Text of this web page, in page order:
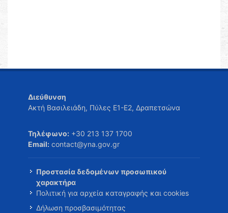
Διεύθυνση
Ακτή Βασιλειάδη, Πύλες Ε1-Ε2, Δραπετσώνα
Τηλέφωνο: +30 213 137 1700
Email: contact@yna.gov.gr
Προστασία δεδομένων προσωπικού
χαρακτήρα
Πολιτική για αρχεία καταγραφής και cookies
Δήλωση προσβασιμότητας